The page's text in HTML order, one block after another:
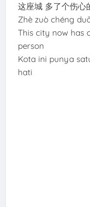
这座城 多了个伤心
Zhè zuò chéng
This city now has
person
Kota ini punya
hati